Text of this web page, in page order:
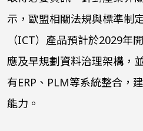
示，歐盟相關法規與標準制
（ICT）產品預計於2029年
應及早規劃資料治理架構，
有ERP、PLM等系統整合，
能力。